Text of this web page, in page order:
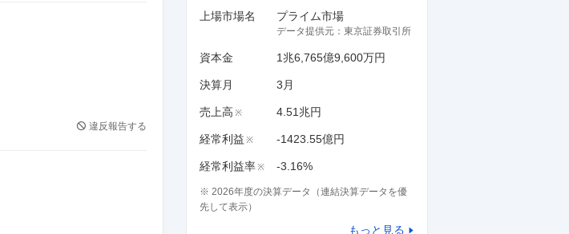
違反報告する
上場市場名 プライム市場
データ提供元： 東京証券取引所
資本金 1兆6,765億9,600万円
決算月 3月
売上高 ※ 4.51兆円
経常利益 ※ -1423.55億円
経常利益率※ -3.16%
※ 2026年度の決算データ（連結決算データを優
先して表示）
もっと見る